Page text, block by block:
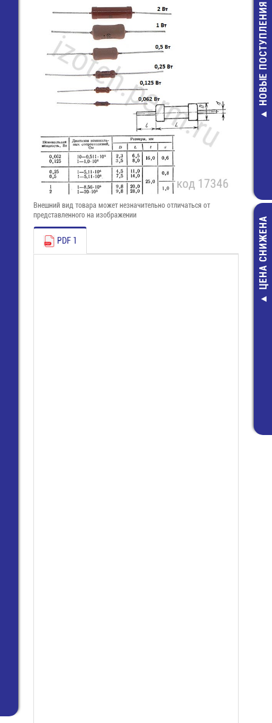
MFR-0,5-2
Резистор
7,00 руб.
НОВЫЕ ПОСТУПЛЕНИЯ
ЦЕНА СНИЖЕНА
Внешний вид товара может незначительно отличаться от
представленного на изображении
PDF 1